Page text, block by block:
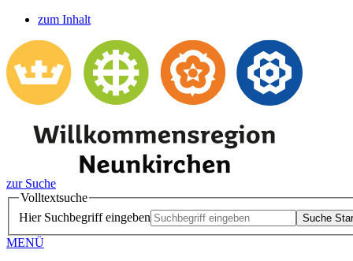
zum Inhalt
zur Suche
Volltextsuche
Hier Suchbegriff eingeben
Suche
MENÜ